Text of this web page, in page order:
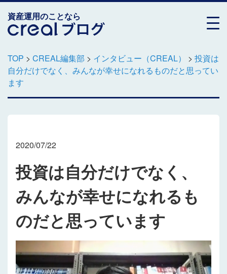
資産運用のことなら
TOP > CREAL編集部 > インタビュー（CREAL） > 投資は
自分だけでなく、みんなが幸せになれるものだと思ってい
ます
2020/07/22
投資は自分だけでなく、
みんなが幸せになれるも
のだと思っています